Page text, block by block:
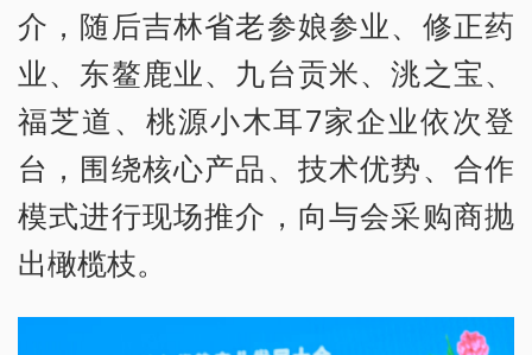
介，随后吉林省老参娘参业、修正药
业、东鳌鹿业、九台贡米、洮之宝、
福芝道、桃源小木耳7家企业依次登
台，围绕核心产品、技术优势、合作
模式进行现场推介，向与会采购商抛
出橄榄枝。